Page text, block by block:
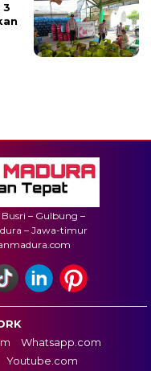
3
Busri – Gulbung –
– Jawa-timur
Whatsapp.com
Youtube.com